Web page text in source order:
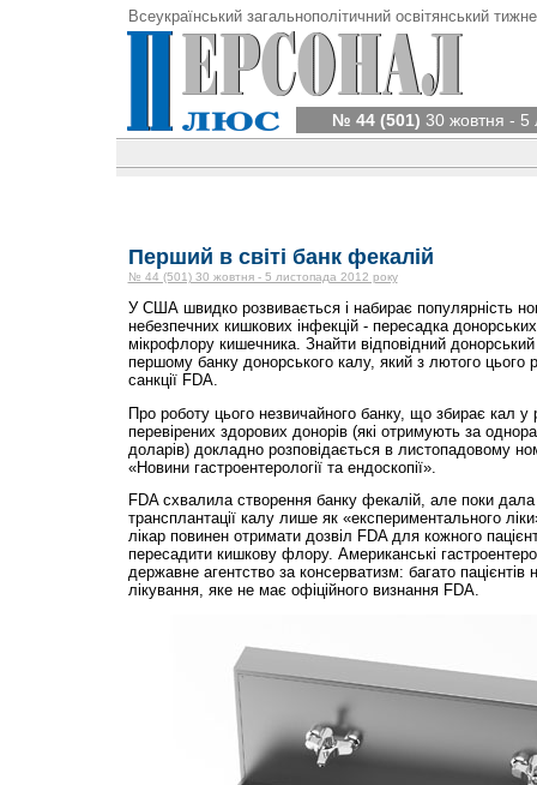
Всеукраїнський загальнополітичний освітянський
№ 44 (501) 30 жовтня - 5
Перший в світі банк фекалій
№ 44 (501) 30 жовтня - 5 листопада 2012 року
У США швидко розвивається і набирає популярність
небезпечних кишкових інфекцій - пересадка
мікрофлору кишечника. Знайти відповідний
першому банку донорського калу, який з лютого цього
санкції FDA.
Про роботу цього незвичайного банку, що збирає кал у
перевірених здорових донорів (які отримують за
доларів) докладно розповідається в листопадовому
«Новини гастроентерології та ендоскопії».
FDA схвалила створення банку фекалій, але поки
трансплантації калу лише як «експериментального
лікар повинен отримати дозвіл FDA для кожного
пересадити кишкову флору. Американські
державне агентство за консерватизм: багато пацієнтів
лікування, яке не має офіційного визнання FDA.